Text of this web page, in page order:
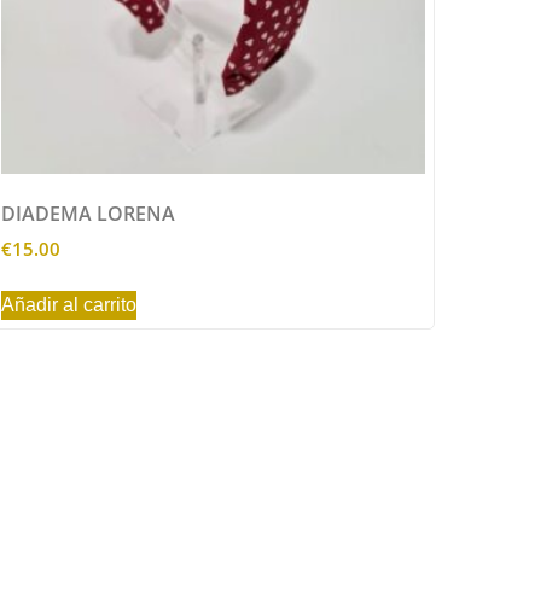
DIADEMA LORENA
€15.00
Añadir al carrito